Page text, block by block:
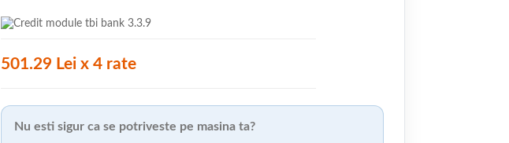
501.29 Lei x 4 rate
Nu esti sigur ca se potriveste pe masina ta?